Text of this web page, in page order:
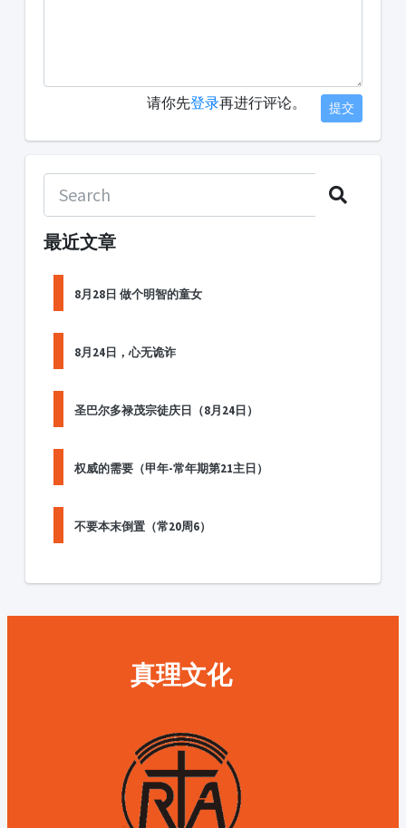
请你先登录再进行评论。 提交
最近文章
8月28日 做个明智的童女
8月24日，心无诡诈
圣巴尔多禄茂宗徒庆日（8月24日）
权威的需要（甲年-常年期第21主日）
不要本末倒置（常20周6）
真理文化